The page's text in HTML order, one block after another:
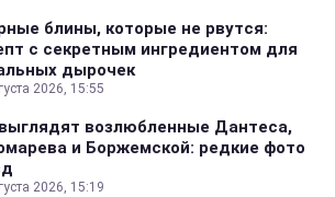
блины, которые не рвутся:
с секретным ингредиентом для
дырочек
2026, 15:55
возлюбленные Дантеса,
и Боржемской: редкие фото
2026, 15:19